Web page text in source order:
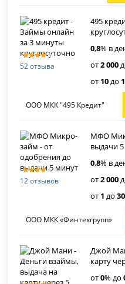
52 отзыва
495
0,8% в
от2 000
от 10до
ООО МКК "495 Кредит"
12 отзывов
МФО
выдачи
0,8% в
от2 000
от 1 до30
ООО МКК «Финтехгрупп»
Джой
карту
от0% до